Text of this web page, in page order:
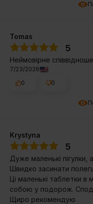
Tomas
5
Неймовірне
7/23/2026
0
0
Krystyna
5
Дуже маленькі
Швидко засинати
Ці маленькі таблетки в
собою у подорож.
Щиро рекомендую